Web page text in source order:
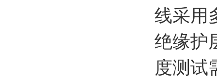
线采用
绝缘护
度测试